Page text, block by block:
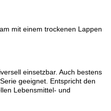
mit einem trockenen Lappen
einsetzbar. Auch bestens
geeignet. Entspricht den
Lebensmittel- und